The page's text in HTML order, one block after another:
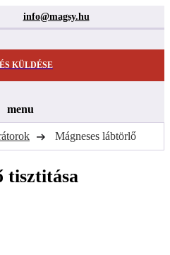
info@magsy.hu
KÜLDÉSE
menu
Mágneses lábtörlő
tisztitása